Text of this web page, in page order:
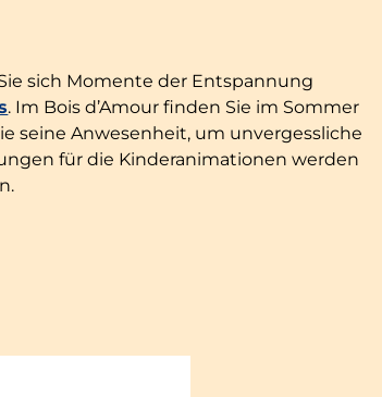
sich Momente der Entspannung
. Im Bois d’Amour finden Sie im Sommer
seine Anwesenheit, um unvergessliche
für die Kinderanimationen werden